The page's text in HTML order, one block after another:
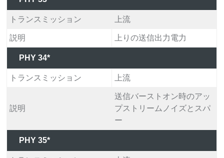
トランスミッション 上流
説明 上りの送信出力電力
PHY 34*
トランスミッション 上流
説明
送信バーストオン時のアッ
プストリームノイズとスパ
ー
PHY 35*